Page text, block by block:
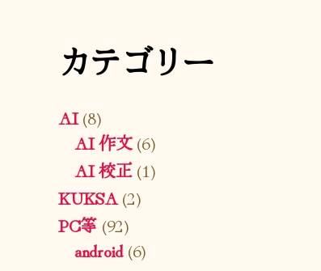
カテゴリー
AI(8)
AI 作文(6)
AI 校正(1)
KUKSA(2)
PC等 (92)
android(6)